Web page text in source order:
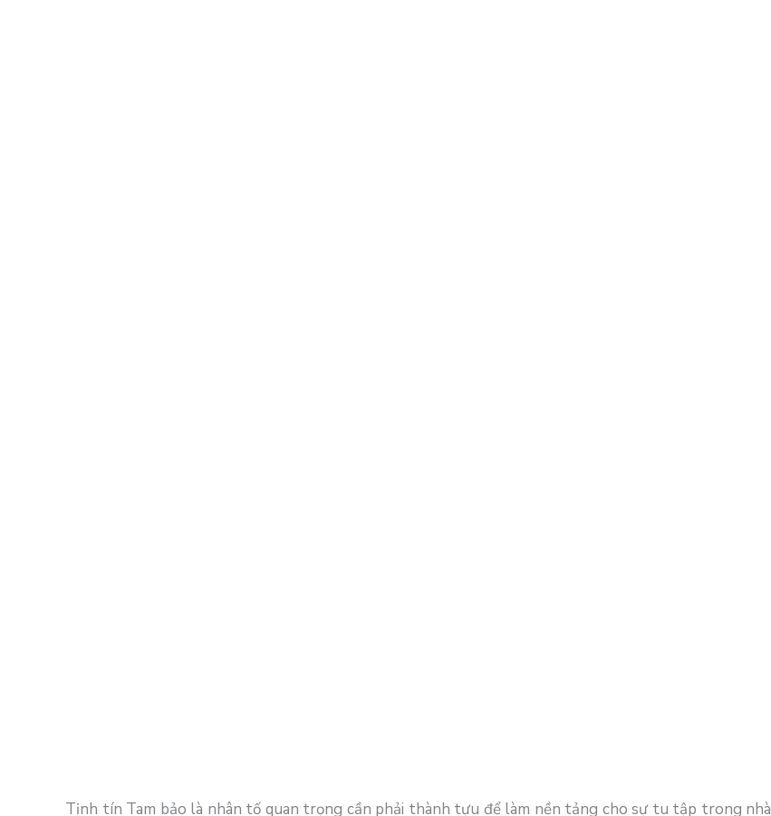
Tịnh tín Tam bảo là nhân tố quan trọng cần phải thành tựu để làm nền tảng cho sự tu tập trong nhà